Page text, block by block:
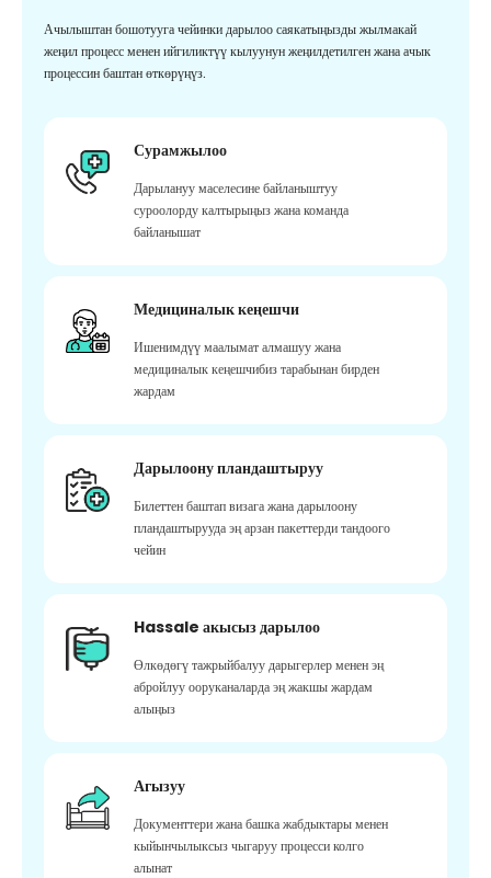
Ачылыштан бошотууга чейинки дарылоо саякатыңызды жылмакай
жеңил процесс менен ийгиликтүү кылуунун жеңилдетилген жана ачык
процессин баштан өткөрүңүз.
Сурамжылоо
Дарылануу маселесине байланыштуу
суроолорду калтырыңыз жана команда
байланышат
Медициналык кеңешчи
Ишенимдүү маалымат алмашуу жана
медициналык кеңешчибиз тарабынан бирден
жардам
Дарылоону пландаштыруу
Билеттен баштап визага жана дарылоону
пландаштырууда эң арзан пакеттерди тандоого
чейин
Hassale акысыз дарылоо
Өлкөдөгү тажрыйбалуу дарыгерлер менен эң
абройлуу ооруканаларда эң жакшы жардам
алыңыз
Агызуу
Документтери жана башка жабдыктары менен
кыйынчылыксыз чыгаруу процесси колго
алынат